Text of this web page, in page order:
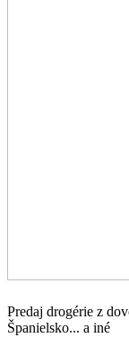
Predaj drogérie z
Španielsko... a iné